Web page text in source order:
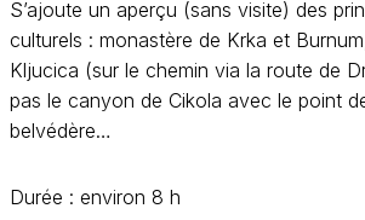
S’ajoute un aperçu (sans visite) des
culturels : monastère de Krka et
Kljucica (sur le chemin via la route de
pas le canyon de Cikola avec le point
belvédère…
Durée : environ 8 h